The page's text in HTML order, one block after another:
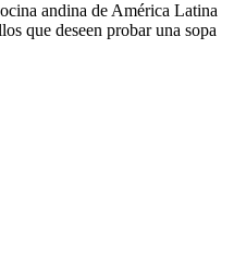
andina de América Latina
que deseen probar una sopa